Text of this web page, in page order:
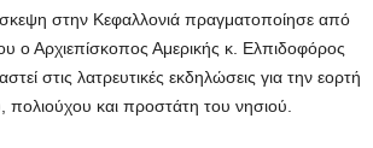
στην Κεφαλλονιά πραγματοποίησε από
ο Αρχιεπίσκοπος Αμερικής κ. Ελπιδοφόρος
στις λατρευτικές εκδηλώσεις για την εορτή
πολιούχου και προστάτη του νησιού.